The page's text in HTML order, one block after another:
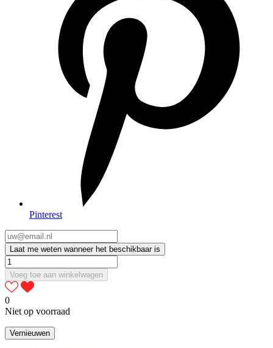
Pinterest
Laat me weten wanneer het beschikbaar is
Voeg toe aan winkelwagen
0
Niet op voorraad